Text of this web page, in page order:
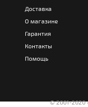
Доставка
О магазине
Гарантия
Контакты
Помощь
© 2001-2020